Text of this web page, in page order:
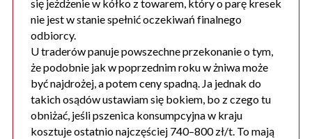
się jeżdżenie w kółko z towarem, który o parę kresek
nie jest w stanie spełnić oczekiwań finalnego
odbiorcy.
U traderów panuje powszechne przekonanie o tym,
że podobnie jak w poprzednim roku w żniwa może
być najdrożej, a potem ceny spadną. Ja jednak do
takich osądów ustawiam się bokiem, bo z czego tu
obniżać, jeśli pszenica konsumpcyjna w kraju
kosztuje ostatnio najczęściej 740–800 zł/t. To mają